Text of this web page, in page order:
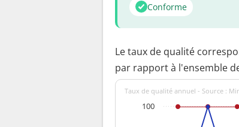
Conforme
Le taux de qualité
par rapport à l'ensemble
Taux de qualité annuel - Source :
100